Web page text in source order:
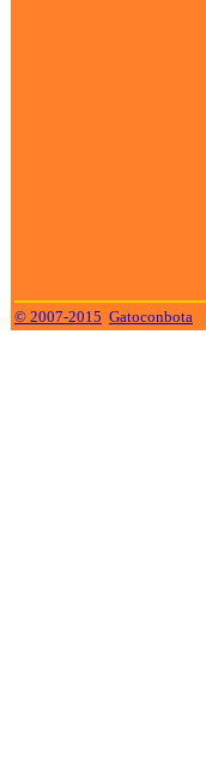
© 2007-2015 Gatoconbota